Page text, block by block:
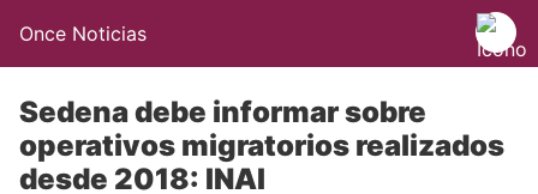
Once Noticias
Sedena debe informar sobre
operativos migratorios realizados
desde 2018: INAI